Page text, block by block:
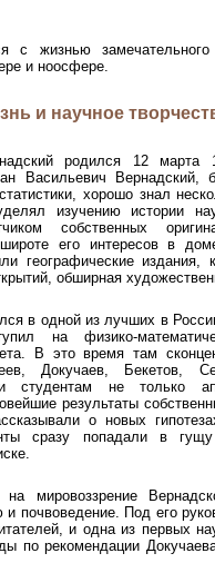
с жизнью
и ноосфере.
и научное
родился 12 марта
Васильевич Вернадский,
хорошо знал
изучению истории
собственных
его интересов в
географические издания,
обширная
в одной из лучших в
на физико-
В это время там
Докучаев, Бекетов,
студентам не только
результаты
о новых
сразу попадали в
мировоззрение
и почвоведение. Под его
и одна из первых
по рекомендации